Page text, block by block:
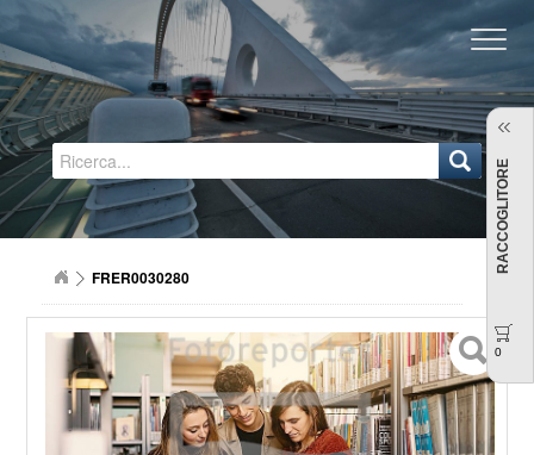
Regione Emilia-Romagna
FRER0030280
RACCOGLITORE
0